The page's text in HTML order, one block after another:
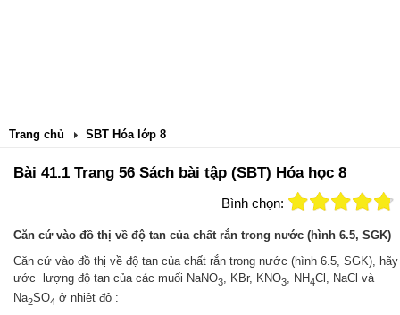
Trang chủ SBT Hóa lớp 8
Bài 41.1 Trang 56 Sách bài tập (SBT) Hóa học 8
Bình chọn:
Căn cứ vào đồ thị về độ tan của chất rắn trong nước (hình 6.5, SGK)
Căn cứ vào đồ thị về độ tan của chất rắn trong nước (hình 6.5, SGK), hãy
ước lượng độ tan của các muối NaNO3, KBr, KNO3, NH4Cl, NaCl và
Na2SO4 ở nhiệt độ :